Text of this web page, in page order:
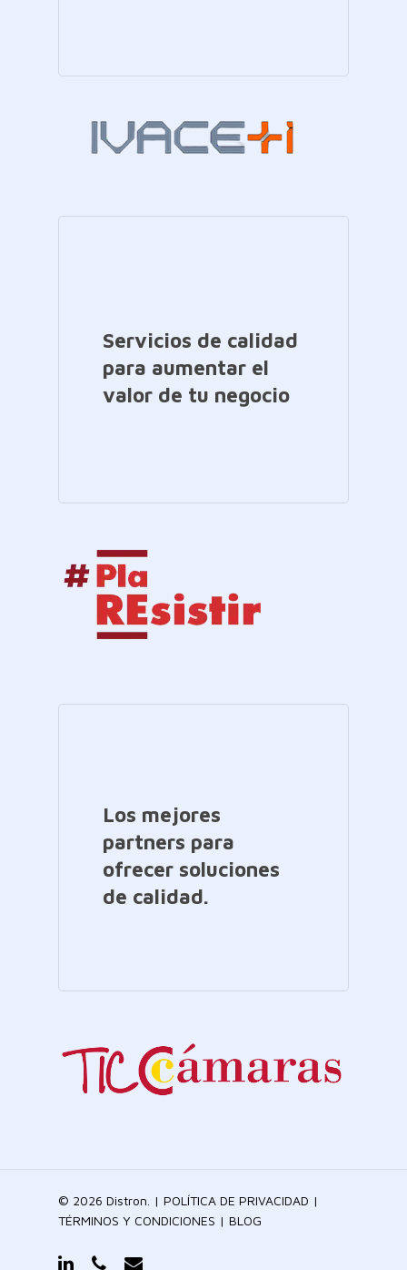
Servicios de calidad
para aumentar el
valor de tu negocio
Los mejores
partners para
ofrecer soluciones
de calidad.
© 2026 Distron. | POLÍTICA DE PRIVACIDAD |
TÉRMINOS Y CONDICIONES | BLOG
linkedinphoneemail